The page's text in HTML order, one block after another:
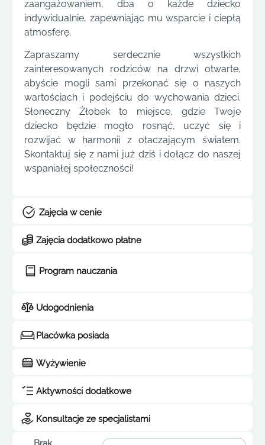
zaangażowaniem, dba o każde dziecko
indywidualnie, zapewniając mu wsparcie i ciepłą
atmosferę.
Zapraszamy serdecznie wszystkich
zainteresowanych rodziców na drzwi otwarte,
abyście mogli sami przekonać się o naszych
wartościach i podejściu do wychowania dzieci.
Słoneczny Żłobek to miejsce, gdzie Twoje
dziecko będzie mogło rosnąć, uczyć się i
rozwijać w harmonii z otaczającym światem.
Skontaktuj się z nami już dziś i dołącz do naszej
wspaniałej społeczności!
Zajęcia w cenie
Zajęcia dodatkowo płatne
Program nauczania
Udogodnienia
Placówka posiada
Wyżywienie
Aktywności dodatkowe
Konsultacje ze specjalistami